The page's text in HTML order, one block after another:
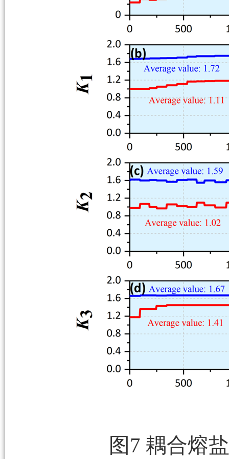
图7 耦合熔